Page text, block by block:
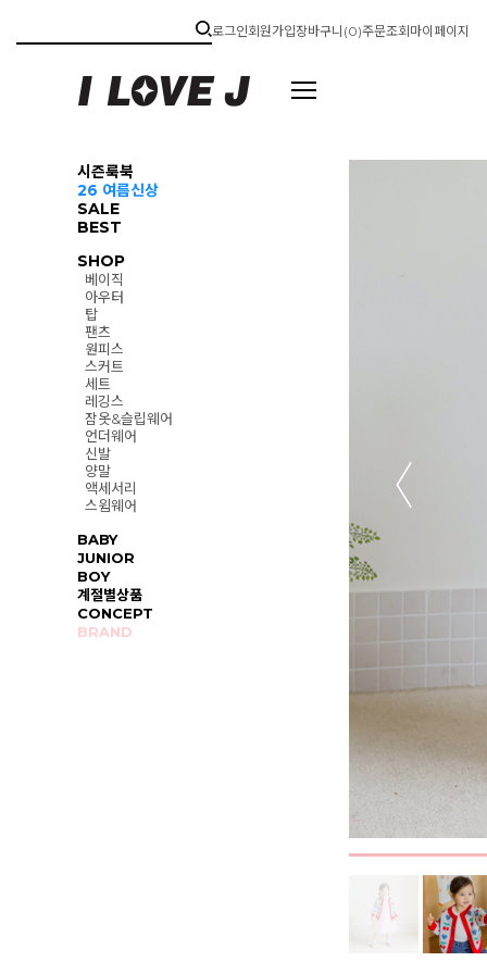
로그인회원가입장바구니(0)주문조회마이페이지
시즌룩북
26 여름신상
SALE
BEST
SHOP
베이직
아우터
탑
팬츠
원피스
스커트
세트
레깅스
잠옷&슬립웨어
언더웨어
신발
양말
액세서리
스윔웨어
BABY
JUNIOR
BOY
계절별상품
CONCEPT
BRAND